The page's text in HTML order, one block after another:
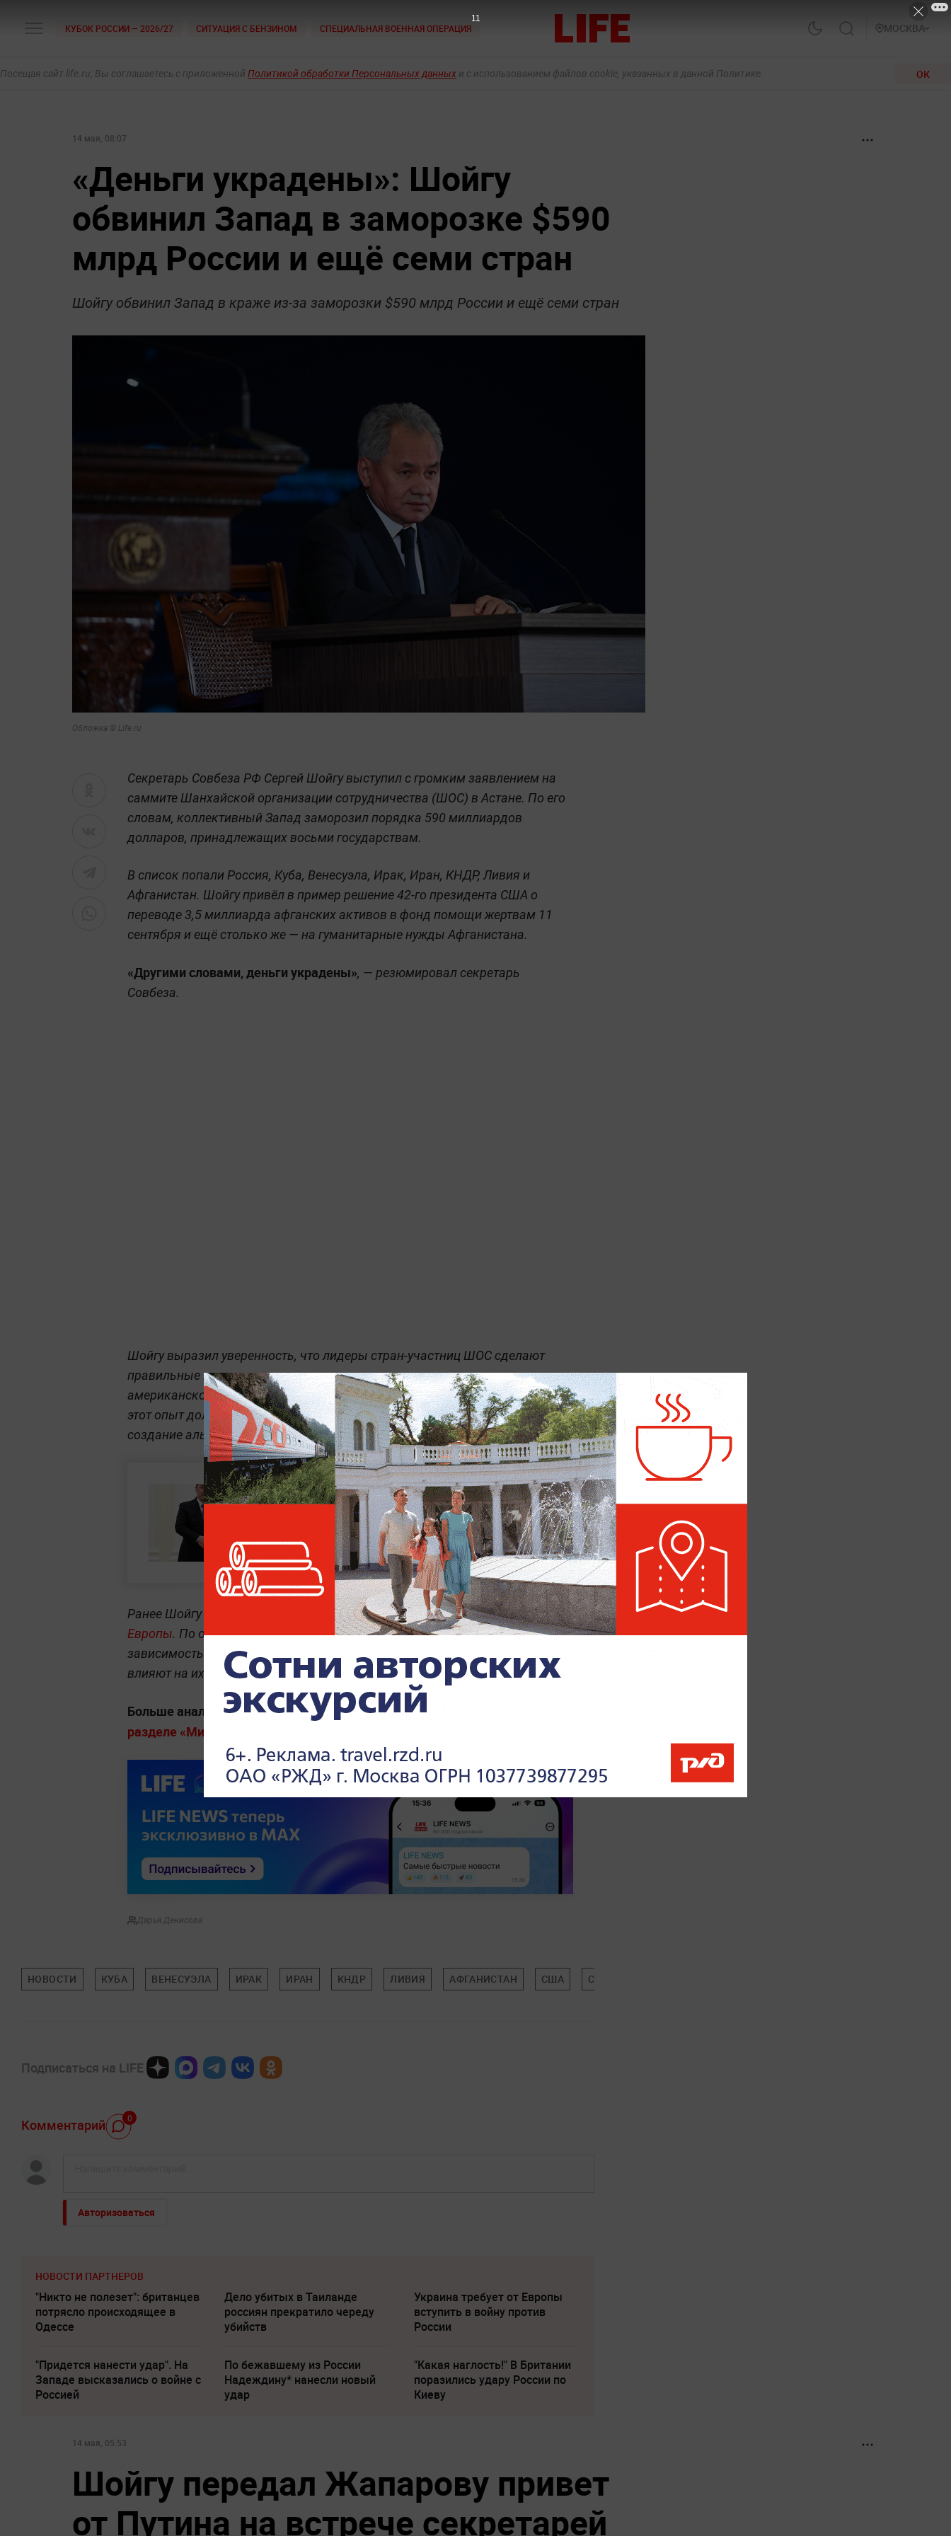
КУБОК РОССИИ — 2026/27 СИТУАЦИЯ С БЕНЗИНОМ СПЕЦИАЛЬНАЯ ВОЕННАЯ ОПЕРАЦИЯ МОСКВА
Посещая сайт life.ru, Вы соглашаетесь с приложенной Политикой обработки Персональных данных и с использованием файлов cookie, указанных в данной Политике. ОК
14 мая, 08:07
«‎Деньги украдены»: Шойгу
обвинил Запад в заморозке $590
млрд России и ещё семи стран
Шойгу обвинил Запад в краже из-за заморозки $590 млрд России и ещё семи стран
Обложка © Life.ru
Секретарь Совбеза РФ Сергей Шойгу выступил с громким заявлением на
саммите Шанхайской организации сотрудничества (ШОС) в Астане. По его
словам, коллективный Запад заморозил порядка 590 миллиардов
долларов, принадлежащих восьми государствам.
В список попали Россия, Куба, Венесуэла, Ирак, Иран, КНДР, Ливия и
Афганистан. Шойгу привёл в пример решение 42-го президента США о
переводе 3,5 миллиарда афганских активов в фонд помощи жертвам 11
сентября и ещё столько же — на гуманитарные нужды Афганистана.
«Другими словами, деньги украдены», — резюмировал секретарь
Совбеза.
Шойгу выразил уверенность, что лидеры стран-участниц ШОС сделают
правильные выводы относительно хранения суверенных средств в
американской и европейской финансовых системах. Он подчеркнул, что
этот опыт должен ускорить переход к расчётам в национальных валютах и
создание альтернативных платформ для инвестиций.
Шойгу передал Жапарову
привет от Путина на встрече
секретарей Совбезов ШОС
Ранее Шойгу заявлял, что
кредит Украине в €90 млрд увеличит госдолг
Европы. По оценке секретаря Совбеза, подобные шаги усиливают
зависимость европейских государств от внешнеполитических решений и
влияют на их роль в мировой политике.
Больше аналитики о конфликтах, союзах и политических трендах —
разделе «Мировая политика» на Life.ru.
Дарья Денисова
НОВОСТИ КУБА ВЕНЕСУЭЛА ИРАК ИРАН КНДР ЛИВИЯ АФГАНИСТАН США СЕРГЕЙ ШОЙГУ
Подписаться на LIFE
Комментарий 0
Авторизоваться
НОВОСТИ ПАРТНЕРОВ
"Никто не полезет": британцев
потрясло происходящее в
Одессе
Дело убитых в Таиланде
россиян прекратило череду
убийств
Украина требует от Европы
вступить в войну против
России
"Придется нанести удар". На
Западе высказались о войне с
Россией
По бежавшему из России
Надеждину* нанесли новый
удар
"Какая наглость!" В Британии
поразились удару России по
Киеву
14 мая, 05:53
Шойгу передал Жапарову привет
от Путина на встрече секретарей
9